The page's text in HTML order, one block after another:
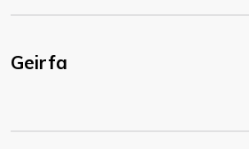
Geirfa